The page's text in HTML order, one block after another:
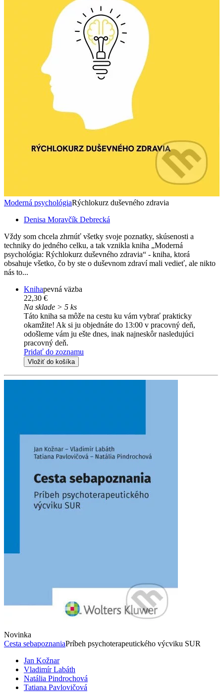
Moderná psychológiaRýchlokurz duševného zdravia
Denisa Moravčík Debrecká
Vždy som chcela zhrnúť všetky svoje poznatky, skúsenosti a
techniky do jedného celku, a tak vznikla kniha „Moderná
psychológia: Rýchlokurz duševného zdravia“ - kniha, ktorá
obsahuje všetko, čo by ste o duševnom zdraví mali vedieť, ale nikto
nás to...
Knihapevná väzba
22,30 €
Na sklade > 5 ks
Táto kniha sa môže na cestu ku vám vybrať prakticky
okamžite! Ak si ju objednáte do 13:00 v pracovný deň,
odošleme vám ju ešte dnes, inak najneskôr nasledujúci
pracovný deň.
Pridať do zoznamu
Vložiť do košíka
Novinka
Cesta sebapoznaniaPríbeh psychoterapeutického výcviku SUR
Jan Kožnar
Vladimír Labáth
Natália Pindrochová
Tatiana Pavlovičová